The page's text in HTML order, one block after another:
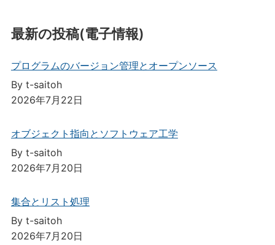
最新の投稿(電子情報)
プログラムのバージョン管理とオープンソース
By t-saitoh
2026年7月22日
オブジェクト指向とソフトウェア工学
By t-saitoh
2026年7月20日
集合とリスト処理
By t-saitoh
2026年7月20日